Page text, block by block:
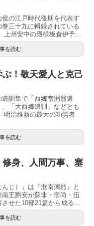
の江戸時代後期を代表す
三十九に輯録されている
上州安中の殿様板倉伊予...
を読む
！敬天愛人と克己
訓集で「西郷南洲翁遺
「大西郷遺訓」などとも
明治維新の最大の功労者
を読む
身、人間万事、塞
んじ）』は『淮南鴻烈』と
王劉安が蘇非・李尚・伍
せた10部21篇から成る...
を読む